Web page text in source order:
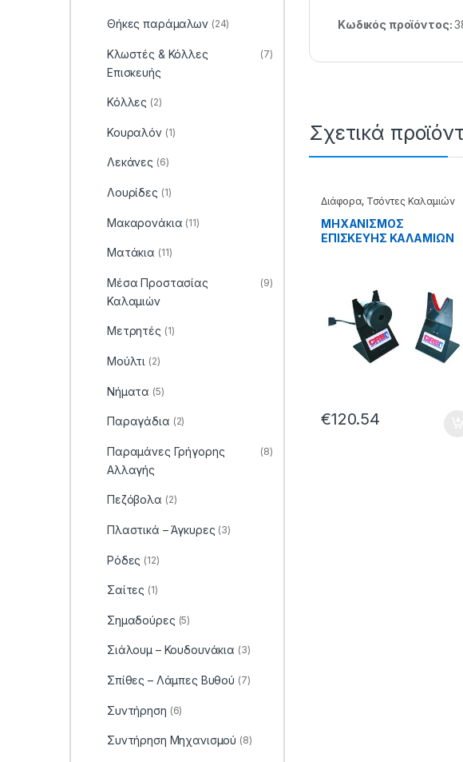
Κωδικός προϊόντος:
Σχετικά
Διάφορα, Τσόντες Καλαμιών
ΜΗΧΑΝΙΣΜΟΣ
ΕΠΙΣΚΕΥΗΣ ΚΑΛΑΜΙΩΝ
€120.54
Θήκες παράμαλων (24)
Κλωστές & Κόλλες
Επισκευής
(7)
Κόλλες (2)
Κουραλόν (1)
Λεκάνες (6)
Λουρίδες (1)
Μακαρονάκια (11)
Ματάκια (11)
Μέσα Προστασίας
Καλαμιών
(9)
Μετρητές (1)
Μούλτι (2)
Νήματα (5)
Παραγάδια (2)
Παραμάνες Γρήγορης
Αλλαγής
(8)
Πεζόβολα (2)
Πλαστικά – Άγκυρες (3)
Ρόδες (12)
Σαίτες (1)
Σημαδούρες (5)
Σιάλουμ – Κουδουνάκια (3)
Σπίθες – Λάμπες Βυθού (7)
Συντήρηση (6)
Συντήρηση Μηχανισμού (8)